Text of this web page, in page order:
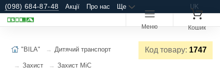
(098) 684-87-48 Акції Про нас Ще UK
Меню Кошик
Код товару: 1747
"BILA" Дитячий транспорт
Захист Захист MiC